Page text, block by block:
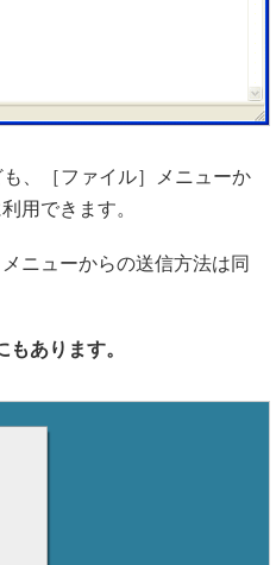
、［ファイル］メニューか
用できます。
ニューからの送信方法は同
あります。